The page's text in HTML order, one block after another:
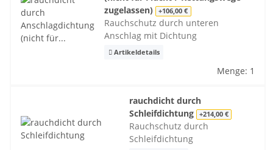
zugelassen) +106,00 €
Rauchschutz durch unteren
Anschlag mit Dichtung
Artikeldetails
Menge: 1
rauchdicht durch
Schleifdichtung
+214,00 €
Rauchschutz durch
Schleifdichtung